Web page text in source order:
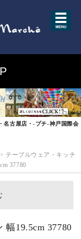
古屋店・-プチ-神戸国際会
> テーブルウェア・キッチ
37780
幅19.5cm 37780